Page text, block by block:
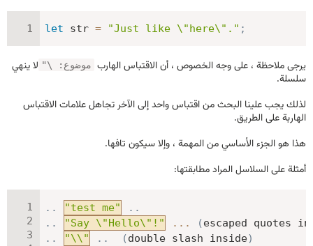
let str = "Just like \"here\"." ;
يرجى ملاحظة ، على وجه الخصوص ، أن الاقتباس الهارب موضوع: \" لا ينهي
سلسلة.
لذلك يجب علينا البحث من اقتباس واحد إلى الآخر تجاهل علامات الاقتباس
الهاربة على الطريق.
هذا هو الجزء الأساسي من المهمة ، وإلا سيكون تافها.
أمثلة على السلاسل المراد مطابقتها:
. . "test me" . .
. . "Say \"Hello\"!" ... (escaped quotes
. . "\\" . . (double slash inside)